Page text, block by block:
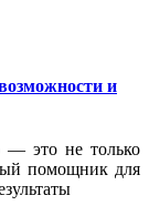
и
— это не только
помощник для